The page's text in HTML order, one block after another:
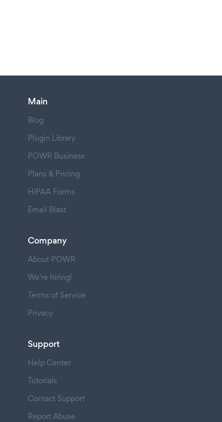
Main
Blog
Plugin Library
POWR Business
Plans & Pricing
HIPAA Forms
Email Blast
Company
About POWR
We're hiring!
Terms of Service
Privacy
Support
Help Center
Tutorials
Contact Support
Report Abuse